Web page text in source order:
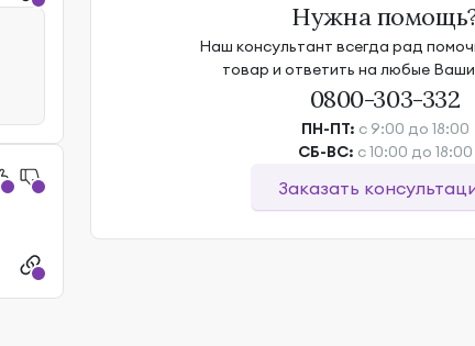
Нужна
Наш консультант всегда рад
товар и ответить на любые
0800-303-332
ПН-ПТ: с 9:00 до 18:00
СБ-ВС: с 10:00 до 18:00
Заказать